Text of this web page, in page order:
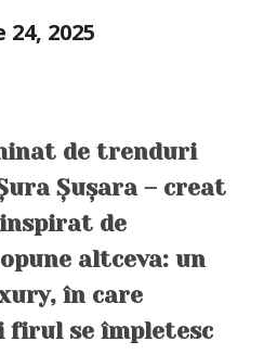
2025
de trenduri
Șușara – creat
de
altceva: un
în care
firul se împletesc